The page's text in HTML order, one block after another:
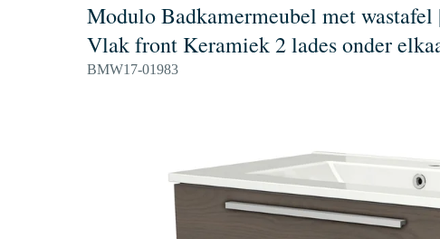
Modulo Badkamermeubel met
Vlak front Keramiek 2 lades onder
BMW17-01983